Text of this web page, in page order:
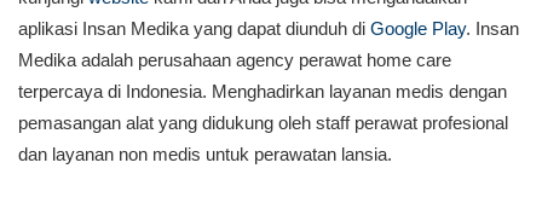
aplikasi Insan Medika yang dapat diunduh di Google Play. Insan
Medika adalah perusahaan agency perawat home care
terpercaya di Indonesia. Menghadirkan layanan medis dengan
pemasangan alat yang didukung oleh staff perawat profesional
dan layanan non medis untuk perawatan lansia.